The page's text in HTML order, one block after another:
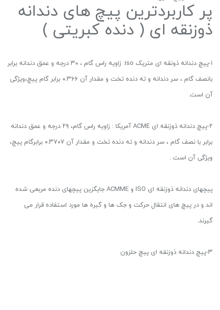
پر کاربردترین پیچ های دندانه
ذوزنقه ای ( دنده کبریتی )
۱-پیچ دندانه ذونقه ای متریک iso: زاویه راس گام ، ۳۰ درجه و عمق دندانه برابر
بانصف گام ، سر دندانه و ته دنده تخت و مقدار آن ۰.۳۶۶ برابر گام پیچ،ویژگی
آن است.
۲-پیچ دندانه ذوزنقه ای ACME آمریکا : زاویه راس گام، ۲۹ درجه و عمق دندانه
برابر با نصف گام ، سر دندانه و ته دنده تخت و مقدار آن ۰.۳۷۰۷ برابرگام پیچ،
ویژگی آن است .
پیچهای دندانه ذوزنقه ای ISO و ACMME جایگزین پیچهای دنده مربعی شده
اند و در پیچ های انتقال حرکت و جک ها و گیره ها مورد استفاده قرار می
گیرند.
۳-پیچ دندانه ذوزنقه ای پیچ حلزون